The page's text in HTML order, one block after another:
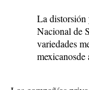
La distorsión
Nacional de
variedades